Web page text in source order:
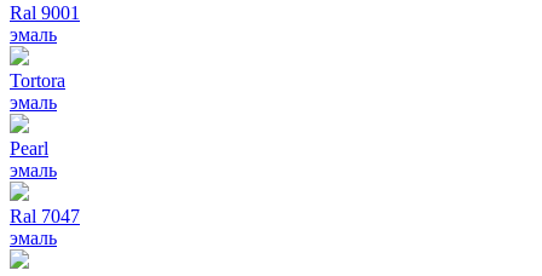
Ral 9001
эмаль
Tortora
эмаль
Pearl
эмаль
Ral 7047
эмаль